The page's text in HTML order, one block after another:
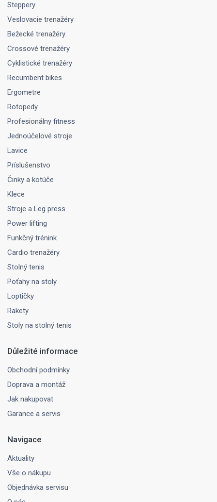
Steppery
Veslovacie trenažéry
Bežecké trenažéry
Crossové trenažéry
Cyklistické trenažéry
Recumbent bikes
Ergometre
Rotopedy
Profesionálny fitness
Jednoúčelové stroje
Lavice
Príslušenstvo
Činky a kotúče
Klece
Stroje a Leg press
Power lifting
Funkčný trénink
Cardio trenažéry
Stolný tenis
Poťahy na stoly
Loptičky
Rakety
Stoly na stolný tenis
Důležité informace
Obchodní podmínky
Doprava a montáž
Jak nakupovat
Garance a servis
Navigace
Aktuality
Vše o nákupu
Objednávka servisu